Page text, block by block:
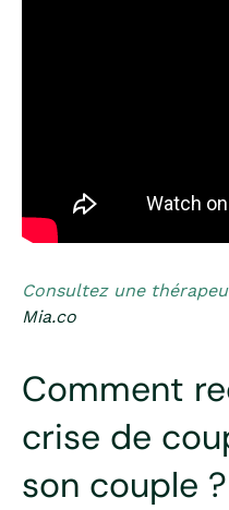
Consultez une
Mia.co
Comment
crise de
son couple ?